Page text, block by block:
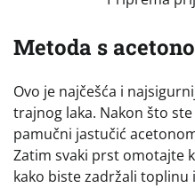
Metoda s
Ovo je najčešća i
trajnog laka. Nakon što
pamučni jastučić
Zatim svaki prst omotajte
kako biste zadržali